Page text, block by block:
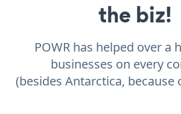
the biz!
POWR has helped over a
businesses on every
(besides Antarctica, because